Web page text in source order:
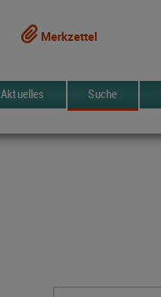
Merkzettel
Aktuelles Suche